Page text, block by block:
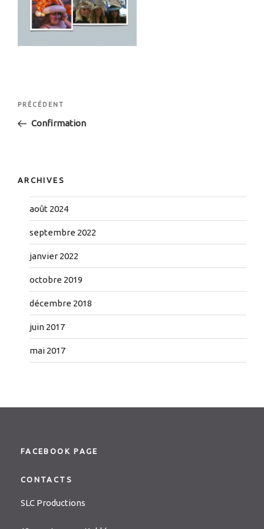
Navigation
l’article
Article
précédent
PRÉCÉDENT
Confirmation
ARCHIVES
août 2024
septembre 2022
janvier 2022
octobre 2019
décembre 2018
juin 2017
mai 2017
FACEBOOK PAGE
CONTACTS
SLC Productions